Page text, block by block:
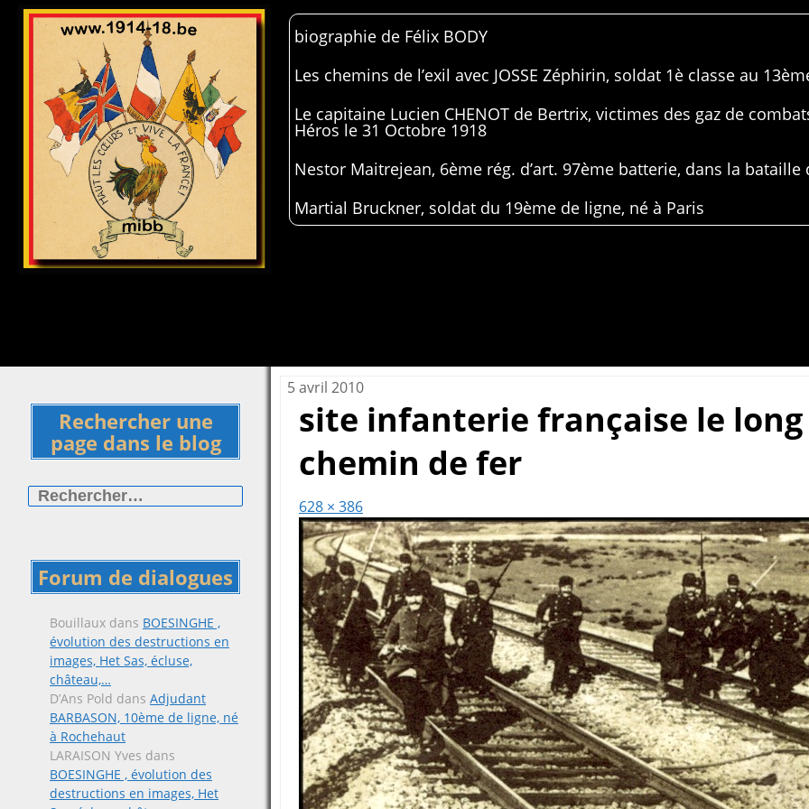
biographie de Félix BODY
Les chemins de l’exil avec JOSSE Zéphirin, soldat 1è classe au
Le capitaine Lucien CHENOT de Bertrix, victimes des gaz de
Héros le 31 Octobre 1918
Nestor Maitrejean, 6ème rég. d’art. 97ème batterie, dans la bataille
Martial Bruckner, soldat du 19ème de ligne, né à Paris
Rechercher une
page dans le blog
Forum de dialogues
Bouillaux dans BOESINGHE ,
évolution des destructions en
images, Het Sas, écluse,
château,…
D’Ans Pold dans Adjudant
BARBASON, 10ème de ligne, né
à Rochehaut
LARAISON Yves dans
BOESINGHE , évolution des
destructions en images, Het
5 avril 2010
site infanterie française le
chemin de fer
628 × 386